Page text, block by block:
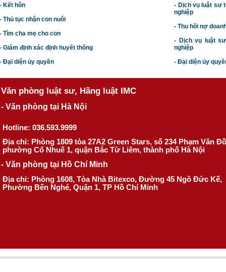
Kết hôn
Thủ tục nhận con nuôi
Tìm cha mẹ cho con
Giám định xác định huyết thống
Đại diện ủy quyền
- Dịch vụ luật sư t
nghiệp
- Thu hồi nợ
- Dịch vụ luật
nghiệp
- Đại diện ủy
Văn phòng luật sư, Hãng luật IMC
- Văn phòng tại Hà Nội
Hotline: 036.593.9999
Địa chỉ: Phòng 1809 tòa 27A2 Green Stars, số 234 Phạm Văn
phường Cổ Nhuế 1, quận Bắc Từ Liêm, thành phố Hà Nội
- Văn phòng tại Hồ Chí Minh
Địa chỉ: Phòng 1608, Tòa Nhà Bitexco, Đường 45 Ngô Đức Kế,
Phường Bến Nghé, Quận 1, TP Hồ Chí Minh